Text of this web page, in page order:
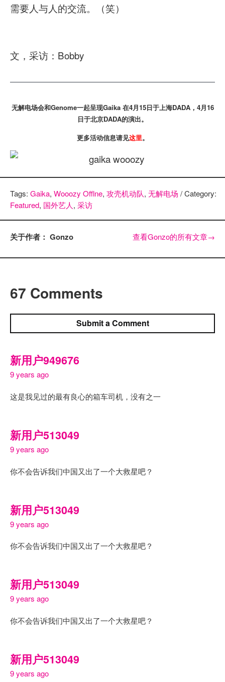
需要人与人的交流。（笑）
文，采访：Bobby
无解电场会和Genome一起呈现Gaika 在4月15日于上海DADA，4月16
日于北京DADA的演出。
更多活动信息请见这里。
Tags: Gaika, Wooozy Offlne, 攻壳机动队, 无解电场 / Category:
Featured, 国外艺人, 采访
关于作者： Gonzo 查看Gonzo的所有文章→
67 Comments
Submit a Comment
新用户949676
9 years ago
这是我见过的最有良心的箱车司机，没有之一
新用户513049
9 years ago
你不会告诉我们中国又出了一个大救星吧？
新用户513049
9 years ago
你不会告诉我们中国又出了一个大救星吧？
新用户513049
9 years ago
你不会告诉我们中国又出了一个大救星吧？
新用户513049
9 years ago